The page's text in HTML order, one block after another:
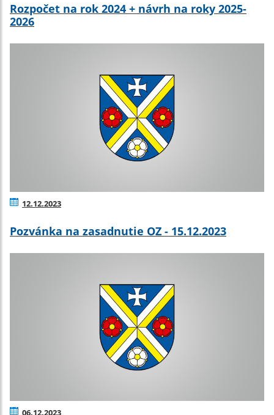
Rozpočet na rok 2024 + návrh na roky 2025-
2026
12.12.2023
Pozvánka na zasadnutie OZ - 15.12.2023
06.12.2023